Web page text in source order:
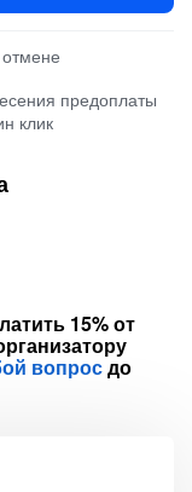
предоплаты
клик
15% от
вопросдо